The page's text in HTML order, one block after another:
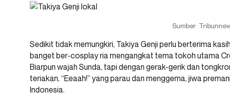
Sumber:
Sedikit tidak memungkiri, Takiya Genji perlu berterima
banget ber-cosplay ria mengangkat tema tokoh utama
Biarpun wajah Sunda, tapi dengan gerak-gerik dan
teriakan, “Eeaah!” yang parau dan menggema, jiwa
Indonesia.